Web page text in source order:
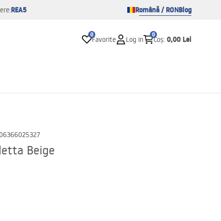
REA5 Română / RONBlog
0
Favorite Log in
0
Coș: 0,00 Lei
Beige